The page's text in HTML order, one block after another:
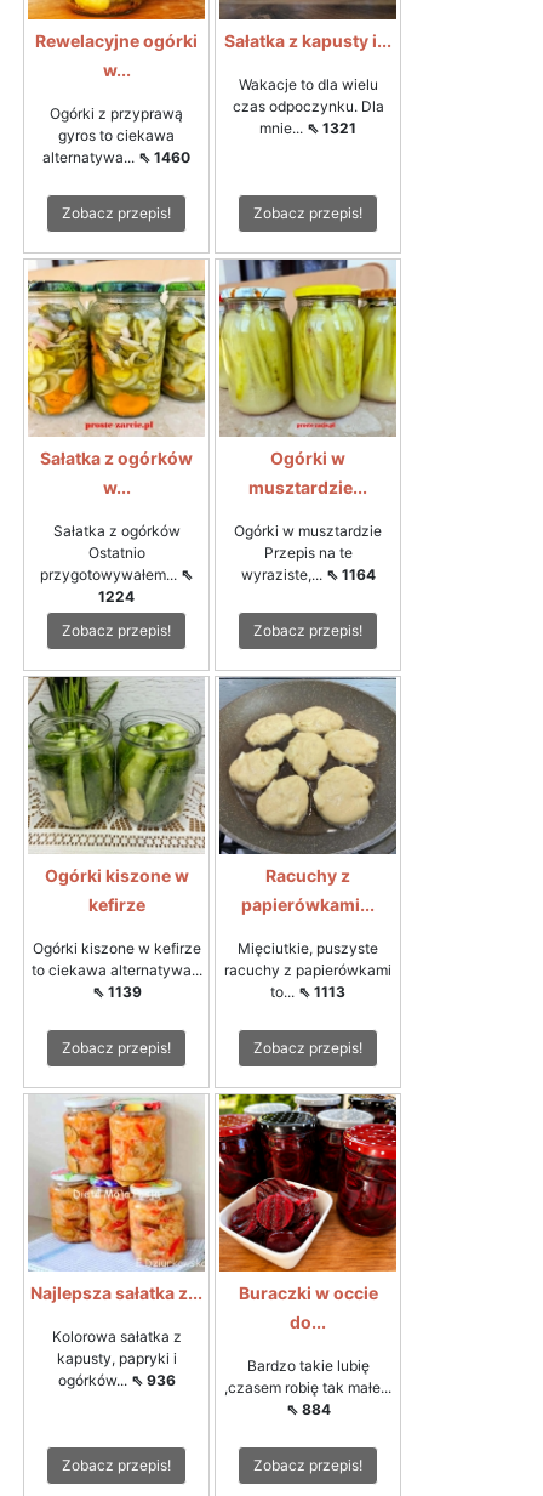
Rewelacyjne ogórki
w...
Ogórki z przyprawą
gyros to ciekawa
alternatywa... ⇖ 1460
Zobacz przepis!
Sałatka z kapusty i...
Wakacje to dla wielu
czas odpoczynku. Dla
mnie... ⇖ 1321
Zobacz przepis!
Sałatka z ogórków
w...
Sałatka z ogórków
Ostatnio
przygotowywałem... ⇖
1224
Zobacz przepis!
Ogórki w
musztardzie...
Ogórki w musztardzie
Przepis na te
wyraziste,... ⇖ 1164
Zobacz przepis!
Ogórki kiszone w
kefirze
Ogórki kiszone w kefirze
to ciekawa alternatywa...
⇖ 1139
Zobacz przepis!
Racuchy z
papierówkami...
Mięciutkie, puszyste
racuchy z papierówkami
to... ⇖ 1113
Zobacz przepis!
Najlepsza sałatka z...
Kolorowa sałatka z
kapusty, papryki i
ogórków... ⇖ 936
Zobacz przepis!
Buraczki w occie
do...
Bardzo takie lubię
,czasem robię tak małe...
⇖ 884
Zobacz przepis!